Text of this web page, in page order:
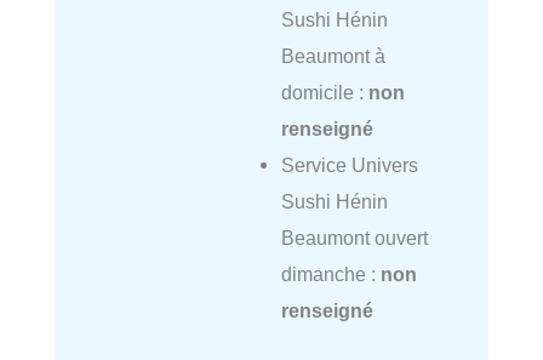
Sushi Hénin
Beaumont à
domicile : non
renseigné
Service Univers
Sushi Hénin
Beaumont ouvert
dimanche : non
renseigné